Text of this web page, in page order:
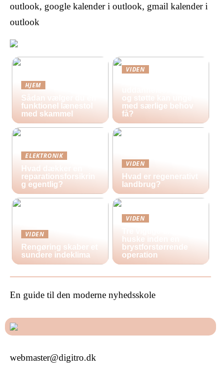
outlook, google kalender i outlook, gmail kalender i
outlook
HJEM
Sådan vælger du en
funktionel lænestol
med skammel
VIDEN
og støtte kan unge
med særlige behov
få?
ELEKTRONIK
Hvad dækker en
reparationsforsikrin
g egentlig?
VIDEN
Hvad er regenerativt
landbrug?
VIDEN
Rengøring skaber et
sundere indeklima
VIDEN
huske inden en
brystforstørrende
operation
En guide til den moderne nyhedsskole
webmaster@digitro.dk